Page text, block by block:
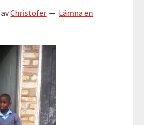
avChristofer
Lämna en